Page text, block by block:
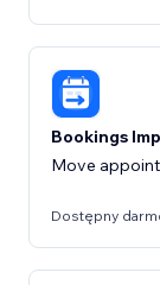
Bookings
Move
Dostępny